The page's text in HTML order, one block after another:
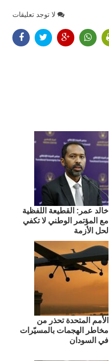
لا توجد تعليقات
​خالد عمر: القطيعة اللفظية
مع المؤتمر الوطني لا تكفي
لحل الأزمة
الأمم المتحدة تحذر من
مخاطر الهجمات بالمسيّرات
في السودان